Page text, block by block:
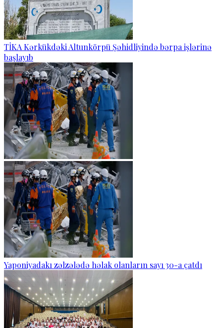
TİKA Kərkükdəki Altunkörpü Şəhidliyində bərpa işlərinə
başlayıb
Yaponiyadakı zəlzələdə həlak olanların sayı 30-a çatdı